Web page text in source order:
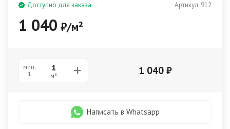
Артикул: 912
Доступно для заказа
1 040 ₽/м²
мин.
1
м² 1 040 ₽
Написать в Whatsapp